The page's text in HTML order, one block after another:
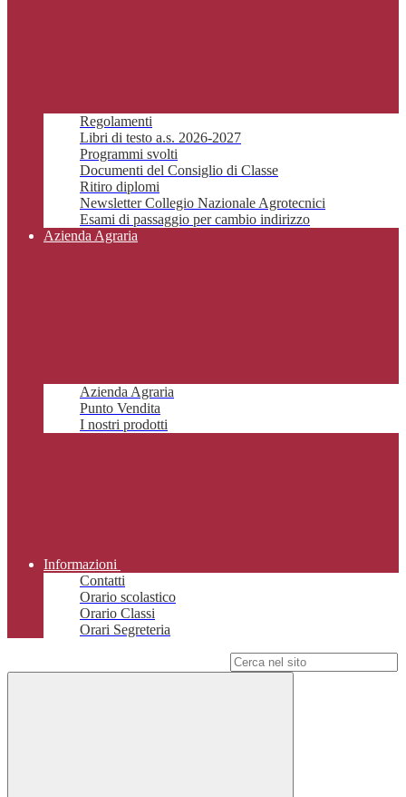
Regolamenti
Libri di testo a.s. 2026-2027
Programmi svolti
Documenti del Consiglio di Classe
Ritiro diplomi
Newsletter Collegio Nazionale Agrotecnici
Esami di passaggio per cambio indirizzo
Azienda Agraria
Azienda Agraria
Punto Vendita
I nostri prodotti
Informazioni
Contatti
Orario scolastico
Orario Classi
Orari Segreteria